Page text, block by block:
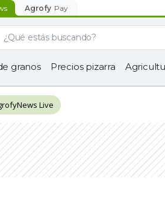
Agrofy Pay
granos Precios pizarra
Live